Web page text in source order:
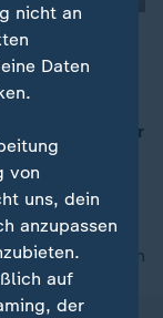
geprägten
ihrem Buch
Rajter unter
nach oben
nicht an
Daten
von
uns, dein
anzupassen
auf
der